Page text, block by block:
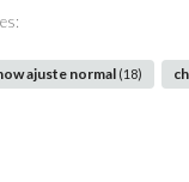
ajuste normal (18)